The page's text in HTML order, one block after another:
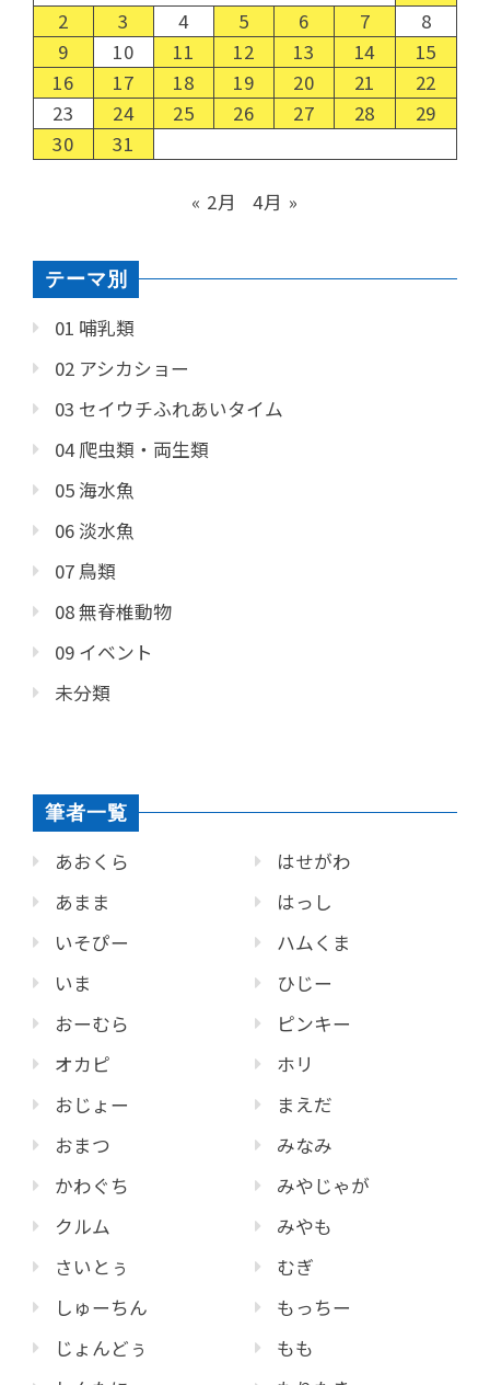
2
3 4 5 6 7
8
9
10 11 12 13 14
15
16
17 18 19 20 21
22
23
24 25 26 27 28
29
30
31
« 2月 4月 »
テーマ別
01 哺乳類
02 アシカショー
03 セイウチふれあいタイム
04 爬虫類・両生類
05 海水魚
06 淡水魚
07 鳥類
08 無脊椎動物
09 イベント
未分類
筆者一覧
あおくら
あまま
いそぴー
いま
おーむら
オカピ
おじょー
おまつ
かわぐち
クルム
さいとぅ
しゅーちん
じょんどぅ
はせがわ
はっし
ハムくま
ひじー
ピンキー
ホリ
まえだ
みなみ
みやじゃが
みやも
むぎ
もっちー
もも